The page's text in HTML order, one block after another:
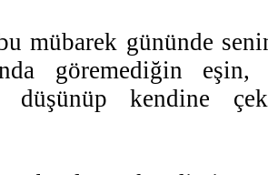
mübarek gününde
göremediğin eşin,
düşünüp kendine